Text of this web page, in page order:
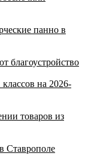
панно в
благоустройство
на 2026-
товаров из
Ставрополе